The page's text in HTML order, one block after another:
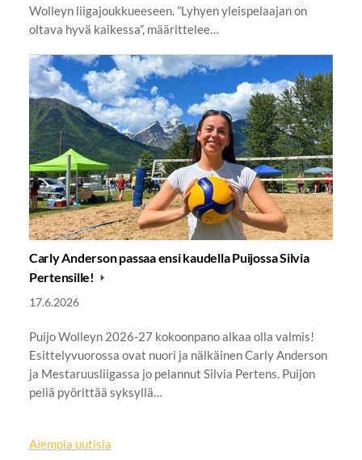
Wolleyn liigajoukkueeseen. ”Lyhyen yleispelaajan on
oltava hyvä kaikessa”, määrittelee…
Carly Anderson passaa ensi kaudella Puijossa Silvia
Pertensille!
17.6.2026
Puijo Wolleyn 2026-27 kokoonpano alkaa olla valmis!
Esittelyvuorossa ovat nuori ja nälkäinen Carly Anderson
ja Mestaruusliigassa jo pelannut Silvia Pertens. Puijon
peliä pyörittää syksyllä…
Aiempia uutisia